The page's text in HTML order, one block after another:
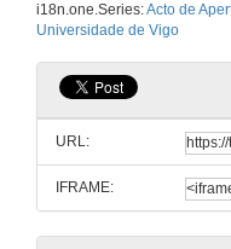
i18n.one.Series:Acto de
Universidade de Vigo
URL:
IFRAME: